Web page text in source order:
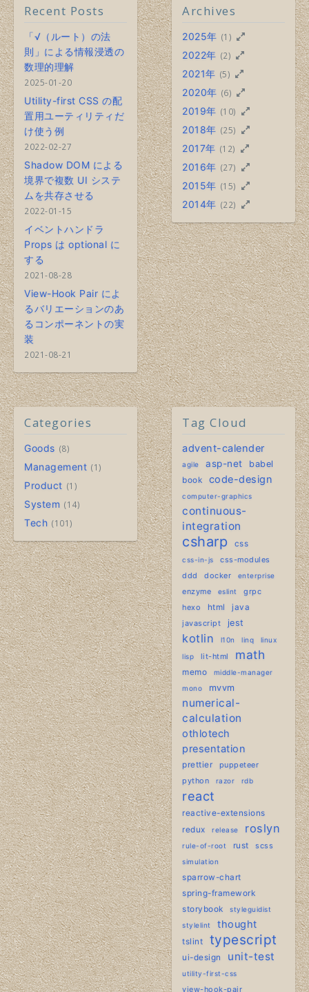
Recent Posts
「√（ルート）の法
則」による情報浸透の
数理的理解
2025-01-20
Utility-first CSS の配
置用ユーティリティだ
け使う例
2022-02-27
Shadow DOM による
境界で複数 UI システ
ムを共存させる
2022-01-15
イベントハンドラ
Props は optional に
する
2021-08-28
View-Hook Pair によ
るバリエーションのあ
るコンポーネントの実
装
2021-08-21
Archives
2025年 (1)
2022年 (2)
2021年 (5)
2020年 (6)
2019年 (10)
2018年 (25)
2017年 (12)
2016年 (27)
2015年 (15)
2014年 (22)
Categories
Goods 8
Management 1
Product 1
System 14
Tech 101
Tag Cloud
advent-calender
agile asp-net babel
book code-design
computer-graphics
continuous-
integration
csharp css
css-in-js
css-modules
ddd
docker enterprise
enzyme eslint
grpc
hexo
html
java
javascript
jest
kotlin l10n linq
linux
lisp
lit-html math
memo
middle-manager
mono
mvvm
numerical-
calculation
othlotech
presentation
prettier
puppeteer
python
razor rdb
react
reactive-extensions
redux
release roslyn
rule-of-root rust scss
simulation
sparrow-chart
spring-framework
storybook
styleguidist
stylelint
thought
tslint typescript
ui-design unit-test
utility-first-css
view-hook-pair